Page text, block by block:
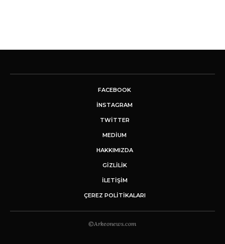
FACEBOOK
INSTAGRAM
TWITTER
MEDIUM
HAKKIMIZDA
GİZLİLİK
İLETIŞIM
ÇEREZ POLITIKALARI
©Arkeonews.com